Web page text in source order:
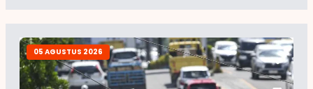
05 AGUSTUS 2026